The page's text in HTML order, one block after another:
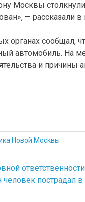
Москвы
— рассказали
органах сообщал,
автомобиль. На
и причины
Новой Москвы
человек пострадал